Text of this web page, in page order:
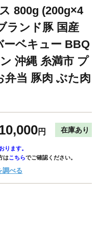
800g (200g×4
ランド豚 国産
ーベキュー BBQ
沖縄 糸満市 プ
弁当 豚肉 ぶた肉
円 在庫あり
ります。
はこちらでご確認ください。
調べる